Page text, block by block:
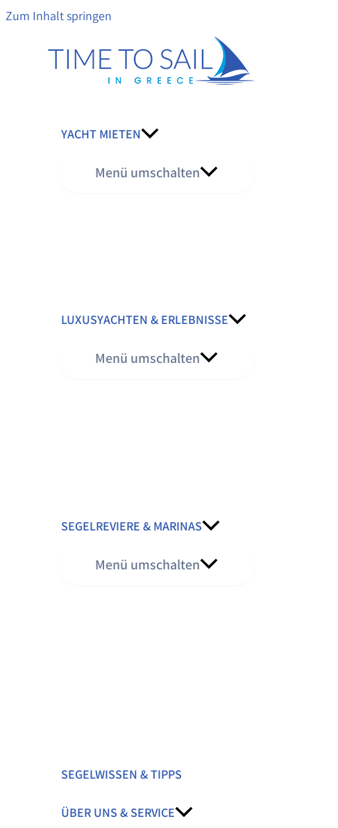
Zum Inhalt springen
YACHT MIETEN
Menü umschalten
LUXUSYACHTEN & ERLEBNISSE
Menü umschalten
SEGELREVIERE & MARINAS
Menü umschalten
SEGELWISSEN & TIPPS
ÜBER UNS & SERVICE